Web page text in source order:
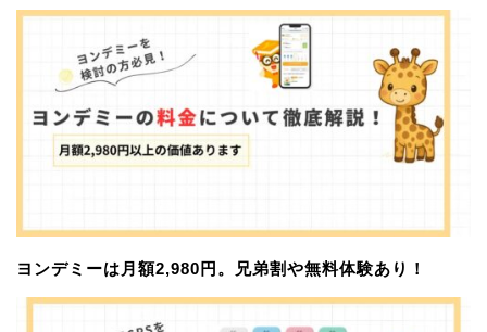
ヨンデミーは月額2,980円。兄弟割や無料体験あり！